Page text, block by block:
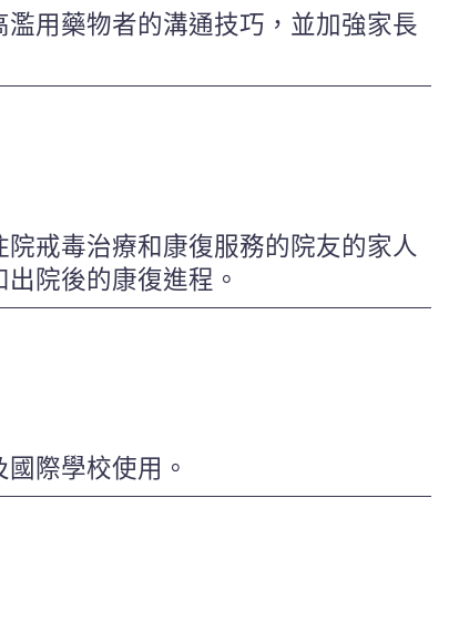
用藥物者的溝通技巧，並加強家長
戒毒治療和康復服務的院友的家人
院後的康復進程。
際學校使用。